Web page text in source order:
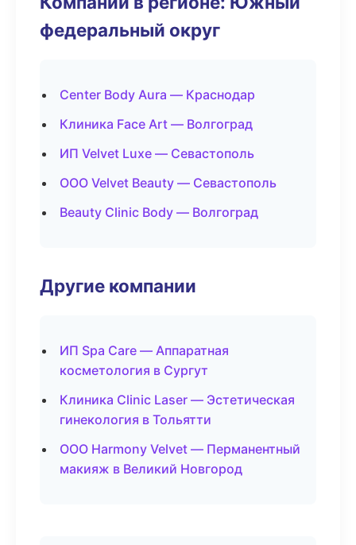
федеральный округ
Center Body Aura — Краснодар
Клиника Face Art — Волгоград
ИП Velvet Luxe — Севастополь
ООО Velvet Beauty — Севастополь
Beauty Clinic Body — Волгоград
Другие компании
ИП Spa Care — Аппаратная
косметология в Сургут
Клиника Clinic Laser — Эстетическая
гинекология в Тольятти
ООО Harmony Velvet — Перманентный
макияж в Великий Новгород